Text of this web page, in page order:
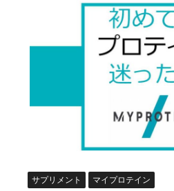
サプリメント マイプロテイン